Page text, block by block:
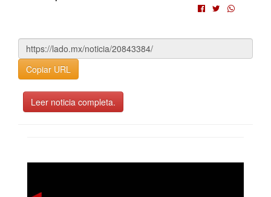
Copiar URL
Leer noticia completa.